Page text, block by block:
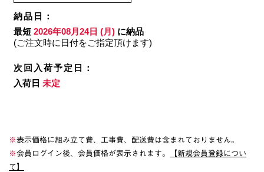
※表示価格に組み立て費、工事費、配送費は含まれておりません。
※会員ログイン後、会員価格が表示されます。
【新規会員登録につい
て】